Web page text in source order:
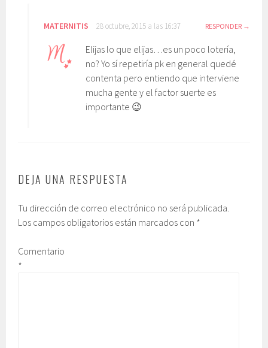
MATERNITIS 28 octubre, 2015 a las 16:37 RESPONDER
Elijas lo que elijas…es un poco lotería,
no? Yo sí repetiría pk en general quedé
contenta pero entiendo que interviene
mucha gente y el factor suerte es
importante 😉
DEJA UNA RESPUESTA
Tu dirección de correo electrónico no será publicada.
Los campos obligatorios están marcados con *
Comentario
*